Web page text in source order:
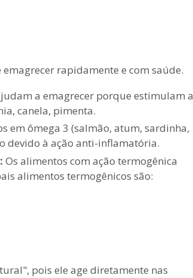
rapidamente e com saúde.
a emagrecer porque estimulam a
canela, pimenta.
em ômega 3 (salmão, atum, sardinha,
devido à ação anti-inflamatória.
Os alimentos com ação termogênica
alimentos termogênicos são:
pois ele age diretamente nas